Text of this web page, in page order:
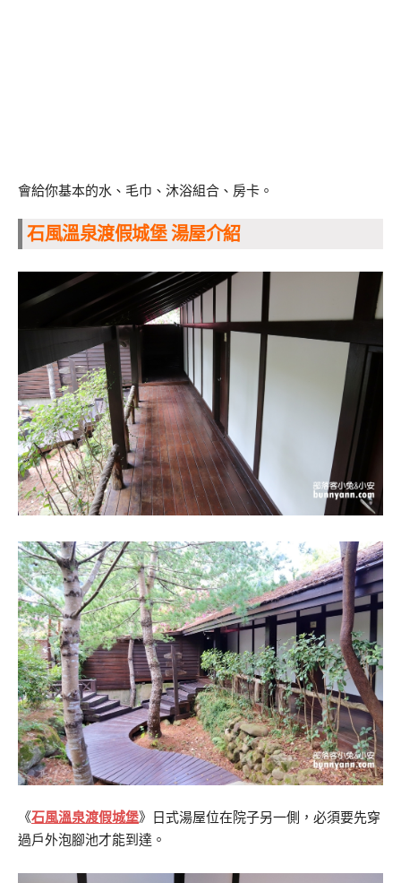
會給你基本的水、毛巾、沐浴組合、房卡。
石風溫泉渡假城堡 湯屋介紹
《石風溫泉渡假城堡》日式湯屋位在院子另一側，必須要先穿
過戶外泡腳池才能到達。